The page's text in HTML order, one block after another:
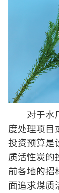
对于水厂
度处理项目
投资预算是
质活性炭的
前各地的招
面追求煤质